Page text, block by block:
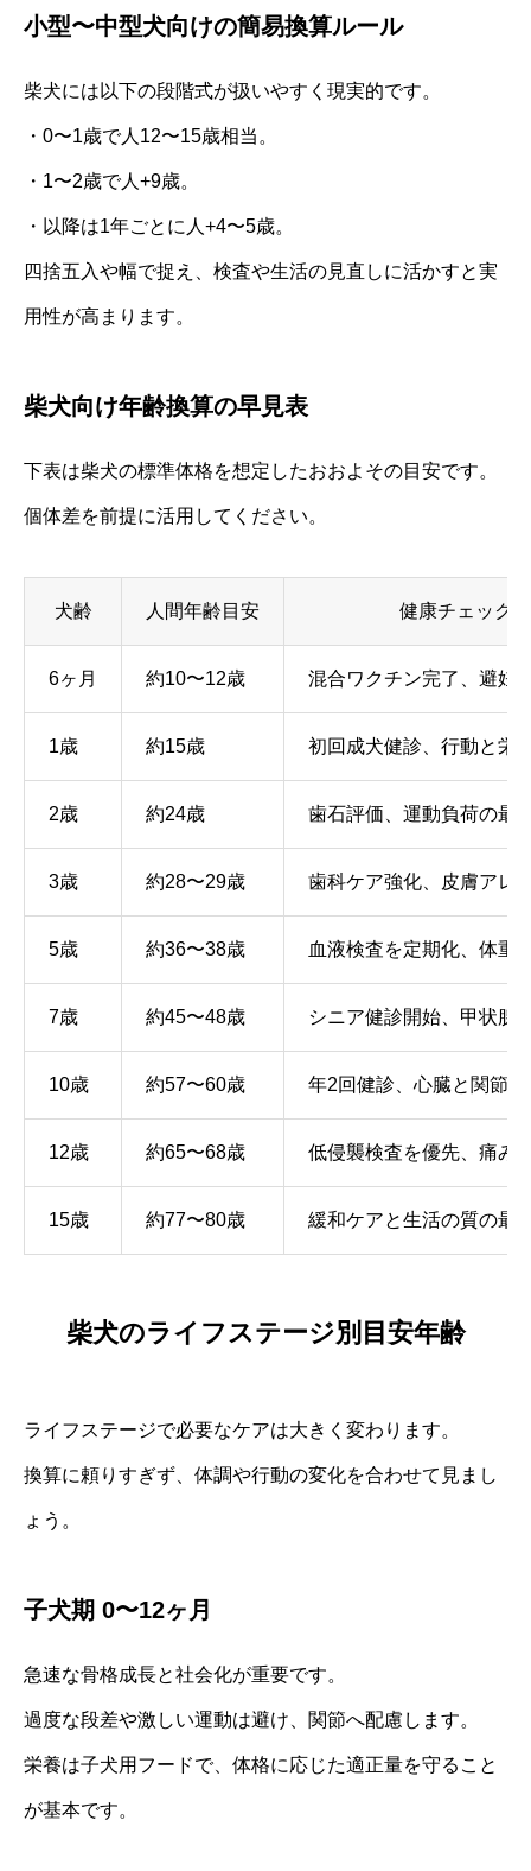
小型〜中型犬向けの簡易換算ルール
柴犬には以下の段階式が扱いやすく現実的です。
・0〜1歳で人12〜15歳相当。
・1〜2歳で人+9歳。
・以降は1年ごとに人+4〜5歳。
四捨五入や幅で捉え、検査や生活の見直しに活かすと実
用性が高まります。
柴犬向け年齢換算の早見表
下表は柴犬の標準体格を想定したおおよその目安です。
個体差を前提に活用してください。
犬齢 人間年齢目安 健康チェック
6ヶ月 約10〜12歳 混合ワクチン完了、避妊
1歳 約15歳 初回成犬健診、行動と栄
2歳 約24歳 歯石評価、運動負荷の最
3歳 約28〜29歳 歯科ケア強化、皮膚アレ
5歳 約36〜38歳 血液検査を定期化、体重
7歳 約45〜48歳 シニア健診開始、甲状腺
10歳 約57〜60歳 年2回健診、心臓と関節
12歳 約65〜68歳 低侵襲検査を優先、痛み
15歳 約77〜80歳 緩和ケアと生活の質の最
柴犬のライフステージ別目安年齢
ライフステージで必要なケアは大きく変わります。
換算に頼りすぎず、体調や行動の変化を合わせて見まし
ょう。
子犬期 0〜12ヶ月
急速な骨格成長と社会化が重要です。
過度な段差や激しい運動は避け、関節へ配慮します。
栄養は子犬用フードで、体格に応じた適正量を守ること
が基本です。